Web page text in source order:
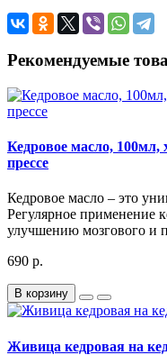
Рекомендуемые
Кедровое масло,
прессе
Кедровое масло – это
Регулярное применение
улучшению мозгового и
690 р.
В корзину
Живица кедровая на